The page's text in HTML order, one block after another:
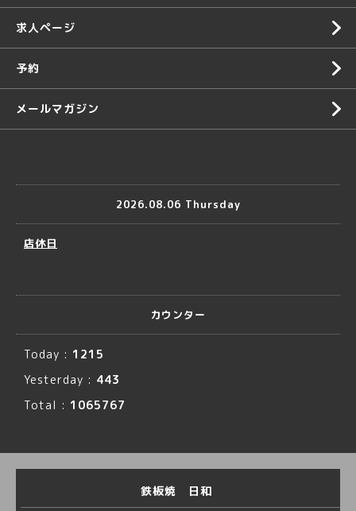
求人ページ
予約
メールマガジン
2026.08.06 Thursday
店休日
カウンター
Today : 1215
Yesterday : 443
Total : 1065767
鉄板焼 日和